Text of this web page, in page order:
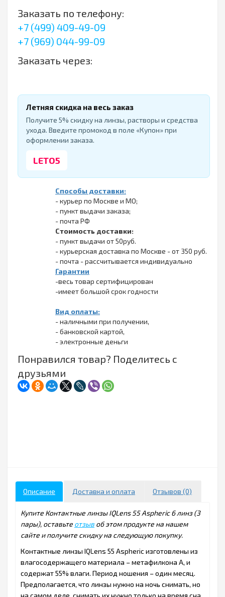
Заказать по телефону:
+7 (499) 409-49-09
+7 (969) 044-99-09
Заказать через:
Летняя скидка на весь заказ
Получите 5% скидку на линзы, растворы и средства
ухода. Введите промокод в поле «Купон» при
оформлении заказа.
LETO5
Способы доставки:
- курьер по Москве и МО;
- пункт выдачи заказа;
- почта РФ
Стоимость доставки:
- пункт выдачи от 50руб.
- курьерская доставка по Москве - от 350 руб.
- почта - рассчитывается индивидуально
Гарантии
-весь товар сертифицирован
-имеет большой срок годности
Вид оплаты:
- наличными при получении,
- банковской картой,
- электронные деньги
Понравился товар? Поделитесь с
друзьями
Описание Доставка и оплата Отзывов (0)
Купите Контактные линзы IQLens 55 Aspheric 6 линз (3
пары), оставьте отзыв об этом продукте на нашем
сайте и получите скидку на следующую покупку.
Контактные линзы IQLens 55 Aspheric изготовлены из
влагосодержащего материала – метафилкона А, и
содержат 55% влаги. Период ношения – один месяц.
Предполагается, что линзы нужно на ночь снимать, но
на самом деле, снимать их нужно только на время сна,